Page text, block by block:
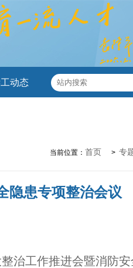
动态
当前位置： 首页 > 专
隐患专项整治会议
治工作推进会暨消防安